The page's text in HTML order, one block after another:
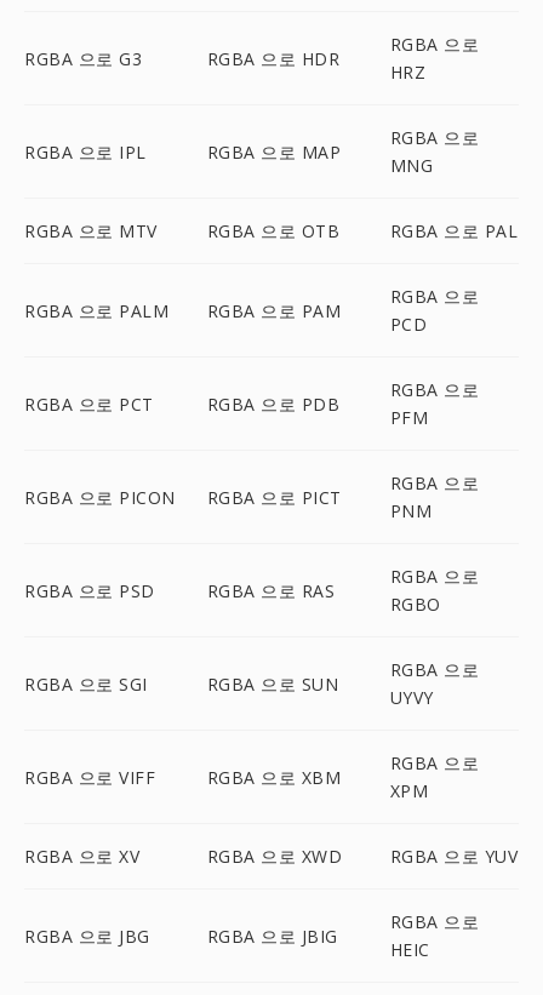
RGBA 으로 G3 RGBA 으로 HDR
RGBA 으로
HRZ
RGBA 으로 IPL RGBA 으로 MAP
RGBA 으로
MNG
RGBA 으로 MTV RGBA 으로 OTB RGBA 으로 PAL
RGBA 으로 PALM RGBA 으로 PAM
RGBA 으로
PCD
RGBA 으로 PCT RGBA 으로 PDB
RGBA 으로
PFM
RGBA 으로 PICON RGBA 으로 PICT
RGBA 으로
PNM
RGBA 으로 PSD RGBA 으로 RAS
RGBA 으로
RGBO
RGBA 으로 SGI RGBA 으로 SUN
RGBA 으로
UYVY
RGBA 으로 VIFF RGBA 으로 XBM
RGBA 으로
XPM
RGBA 으로 XV RGBA 으로 XWD RGBA 으로 YUV
RGBA 으로 JBG RGBA 으로 JBIG
RGBA 으로
HEIC